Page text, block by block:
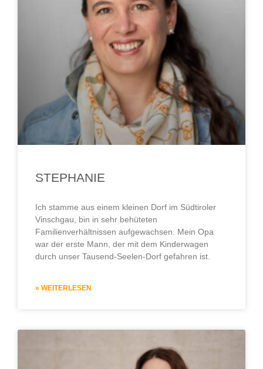
STEPHANIE
Ich stamme aus einem kleinen Dorf im Südtiroler
Vinschgau, bin in sehr behüteten
Familienverhältnissen aufgewachsen. Mein Opa
war der erste Mann, der mit dem Kinderwagen
durch unser Tausend-Seelen-Dorf gefahren ist.
» WEITERLESEN